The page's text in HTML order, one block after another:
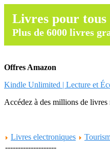
Livres pour tous
Plus de 6000 livres
Offres Amazon
Kindle Unlimited | Lecture et
Accédez à des millions de
Livres electroniques
--------------------